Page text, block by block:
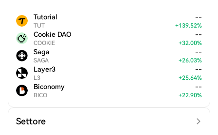
Tutorial
TUT
--
+139.52%
Cookie DAO
COOKIE
--
+32.00%
Saga
SAGA
--
+26.03%
Layer3
L3
--
+25.64%
Biconomy
BICO
--
+22.90%
Settore